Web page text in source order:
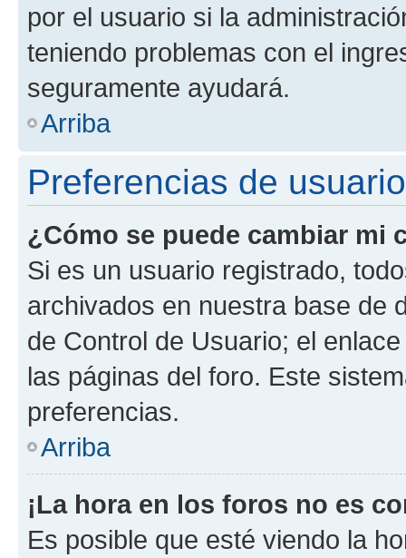
por el usuario si la
teniendo problemas con el
seguramente ayudará.
Arriba
Preferencias de
¿Cómo se puede cambiar mi
Si es un usuario registrado,
archivados en nuestra base de
de Control de Usuario; el
las páginas del foro. Este
preferencias.
Arriba
¡La hora en los foros no es
Es posible que esté viendo la